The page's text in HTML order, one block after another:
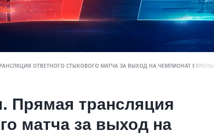
ОТВЕТНОГО СТЫКОВОГО МАТЧА ЗА ВЫХОД НА ЧЕМПИОНАТ ЕВРОПЫ
Прямая трансляция
матча за выход на